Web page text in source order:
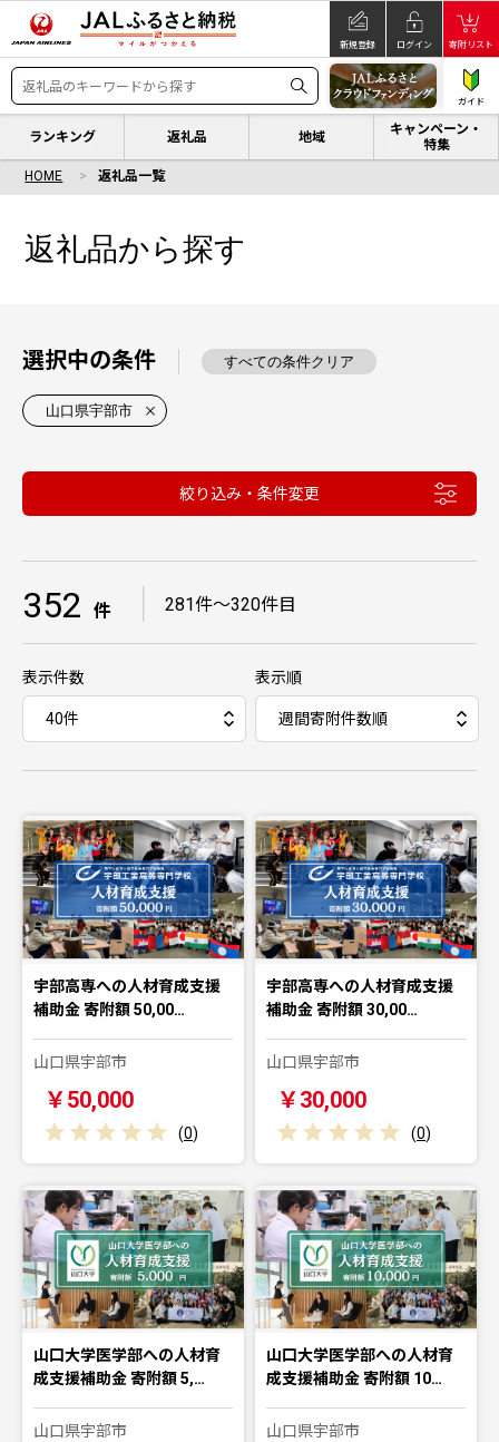
新規登録 ログイン 寄附リスト
ガイド
ランキング 返礼品 地域
キャンペーン・
特集
HOME 返礼品一覧
返礼品から探す
選択中の条件 すべての条件クリア
山口県宇部市
絞り込み・条件変更
352 件 281件〜320件目
表示件数 表示順
宇部高専への人材育成支援
補助金 寄附額 50,00…
山口県宇部市
￥50,000
(0)
宇部高専への人材育成支援
補助金 寄附額 30,00…
山口県宇部市
￥30,000
(0)
山口大学医学部への人材育
成支援補助金 寄附額 5,…
山口県宇部市
山口大学医学部への人材育
成支援補助金 寄附額 10…
山口県宇部市